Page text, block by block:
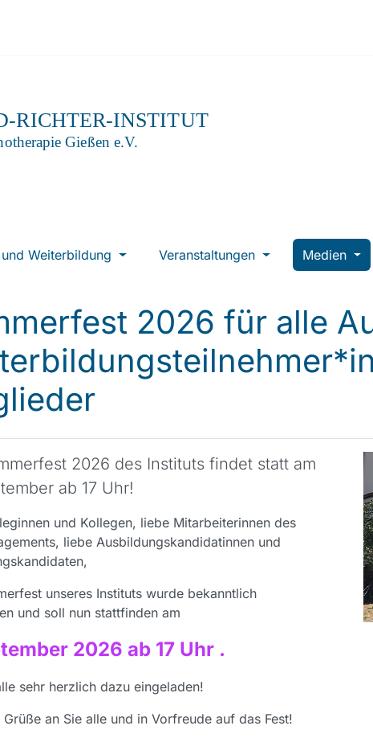
Weiterbildung Veranstaltungen Medien
2026 für alle
2026 des Instituts findet statt am
ab 17 Uhr!
und Kollegen, liebe Mitarbeiterinnen des
liebe Ausbildungskandidatinnen und
unseres Instituts wurde bekanntlich
und soll nun stattfinden am
2026 ab 17 Uhr .
sehr herzlich dazu eingeladen!
an Sie alle und in Vorfreude auf das Fest!